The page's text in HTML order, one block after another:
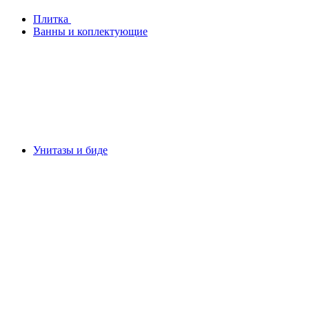
Плитка
Ванны и коплектующие
Унитазы и биде